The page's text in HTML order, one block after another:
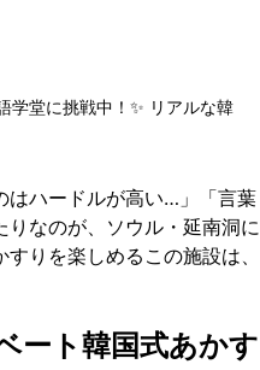
学堂に挑戦中！✨ リアルな韓
はハードルが高い…」「言葉
なのが、ソウル・延南洞に
りを楽しめるこの施設は、
ート韓国式あかす